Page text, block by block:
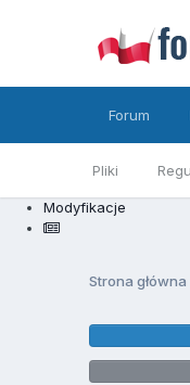
Forum
Pliki
Modyfikacje
Strona główna